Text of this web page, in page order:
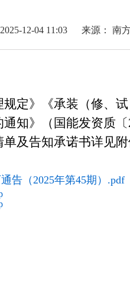
2025-12-04 11:03 来源： 南
定》 《承装（修、
知》（国能发资质〔
及告知承诺书详见附
告（2025年第45期）.pdf